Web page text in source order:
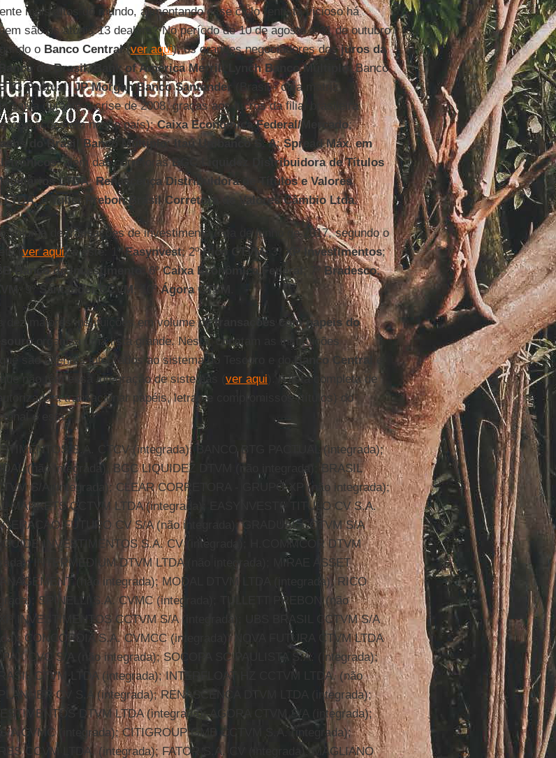
mais altos do mundo, alimentando esse ciclo rentista vicioso há
são os atuais 13 dealers? No período de 10 de agosto a 31 de outubro
o Banco Central(ver aqui), os grandes negociadores dosjuros da
do Brasil,Bank of America Merrill Lynch Banco Múltiplo ; Banco
Pactual;JP Morgan Banco Santander
(Brasil - cuja matriz
salva durante a crise de 2008, graças aos lucros da filial brasileira
operações em nosso país);Caixa Econômica Federal/Mercado;
do Brasil Banco Múltiplo;Itaú Unibanco S. A;Spread Máx. em
; além das corretorasBGC Liquidez Distribuidora de Títulos
LTDA;Renascença Distribuidora de Títulos e Valores
; e Tullet Prebon Brasil Corretora de Valores Câmbio Ltda.
volume de transações de investimento data de junho de 2017, segundo o
(ver aqui) é este: 1ºEasynvest; 2ºRico CTVM; 3º XP Investimentos;
Banco de Investimento ; 6ºCaixa Econômica Federal ; 7º Bradesco;
; 9º Santander CCVM; 10ºÁgora CTVM
dez maiores instituições em volume detransações com papeis do
organiza uma lista grande. Nesta, constam as instituições
são agentes integrados ao sistema do Tesouro e doBanco Central
não têm essa integração de sistemas ( ver aqui ). A lista completa de
a transacionar papéis, letras e compromissos (títulos) do
é esta:
S.A. CTCV (integrada); BANCO BTG PACTUAL (integrada);
(não integrada); BGC LIQUIDEZ DTVM (não integrada); BRASIL
S/A (integrada); CLEAR CORRETORA - GRUPO XP (não integrada);
MARKETS CCTVM LTDA (integrada); EASYNVEST - TITULO CV S.A.
GERACAO FUTURO CV S/A (não integrada); GRADUAL CCTVM S/A
GUIDE INVESTIMENTOS S.A. CV (integrada); H.COMMCOR DTVM
INTERMEDIUM DTVM LTDA (não integrada); MIRAE ASSET
(não integrada); MODAL DTVM LTDA (integrada); RICO
SPINELLI S.A. CVMC (integrada); TULLETT PREBON (não
INVESTIMENTOS CCTVM S/A (integrada); UBS BRASIL CCTVM S/A
CONCORDIA S.A. CVMCC (integrada); NOVA FUTURA CTVM LTDA
CVC S/A (não integrada); SOCOPA SC PAULISTA S.A. (integrada);
CTVM LTDA (integrada); INTERFLOAT HZ CCTVM LTDA. (não
CV S.A (integrada); RENASCENÇA DTVM LTDA (integrada);
DTVM LTDA (integrada); AGORA CTVM S/A (integrada);
S/A CVMC (integrada); CITIGROUP GMB CCTVM S.A. (integrada);
CCVM LTDA. (integrada); FATOR S.A. CV (integrada); MAGLIANO